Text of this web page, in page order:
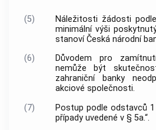
(5)
Náležitosti žádosti
minimální výši
stanoví Česká národní
(6)
Důvodem pro
nemůže být
zahraniční banky
akciové společnosti.
(7)
Postup podle odstavců
případy uvedené v § 5a.“.